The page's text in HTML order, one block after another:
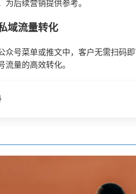
后续营销提供参考。
域流量转化
众号菜单或推文中，客户无需扫码
量的高效转化。